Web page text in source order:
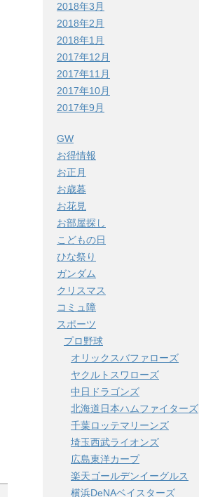
2018年3月
2018年2月
2018年1月
2017年12月
2017年11月
2017年10月
2017年9月
GW
お得情報
お正月
お歳暮
お花見
お部屋探し
こどもの日
ひな祭り
ガンダム
クリスマス
コミュ障
スポーツ
プロ野球
オリックスバファローズ
ヤクルトスワローズ
中日ドラゴンズ
北海道日本ハムファイターズ
千葉ロッテマリーンズ
埼玉西武ライオンズ
広島東洋カープ
楽天ゴールデンイーグルス
横浜DeNAベイスターズ